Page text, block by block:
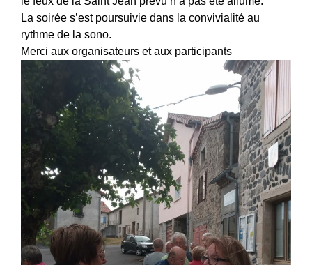
La soirée s’est poursuivie dans la convivialité au
rythme de la sono.
Merci aux organisateurs et aux participants